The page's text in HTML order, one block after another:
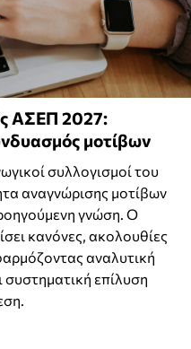
ΑΣΕΠ 2027:
μοτίβων
συλλογισμοί του
αναγνώρισης μοτίβων
γνώση. Ο
κανόνες, ακολουθίες
αναλυτική
επίλυση